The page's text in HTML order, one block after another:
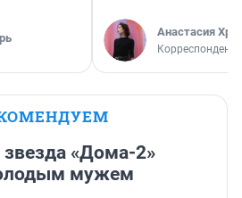
Анастасия
Корреспондент
звезда «Дома-2»
мужем